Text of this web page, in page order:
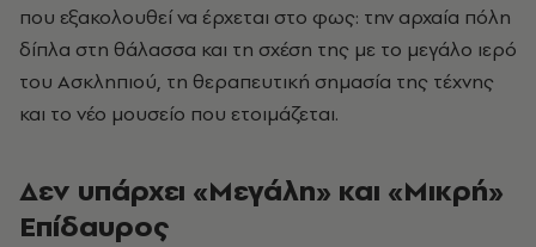
που εξακολουθεί να έρχεται στο φως: την αρχαία πόλη
δίπλα στη θάλασσα και τη σχέση της με το μεγάλο ιερό
του Ασκληπιού, τη θεραπευτική σημασία της τέχνης
και το νέο μουσείο που ετοιμάζεται.
Δεν υπάρχει «Μεγάλη» και «Μικρή»
Επίδαυρος